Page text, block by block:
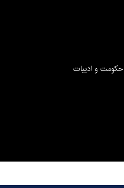
حکومت و ادبیات